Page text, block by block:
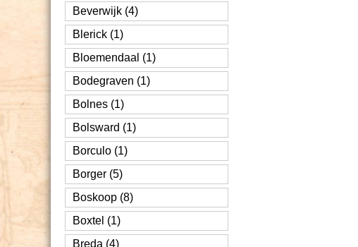
Beverwijk (4)
Blerick (1)
Bloemendaal (1)
Bodegraven (1)
Bolnes (1)
Bolsward (1)
Borculo (1)
Borger (5)
Boskoop (8)
Boxtel (1)
Breda (4)